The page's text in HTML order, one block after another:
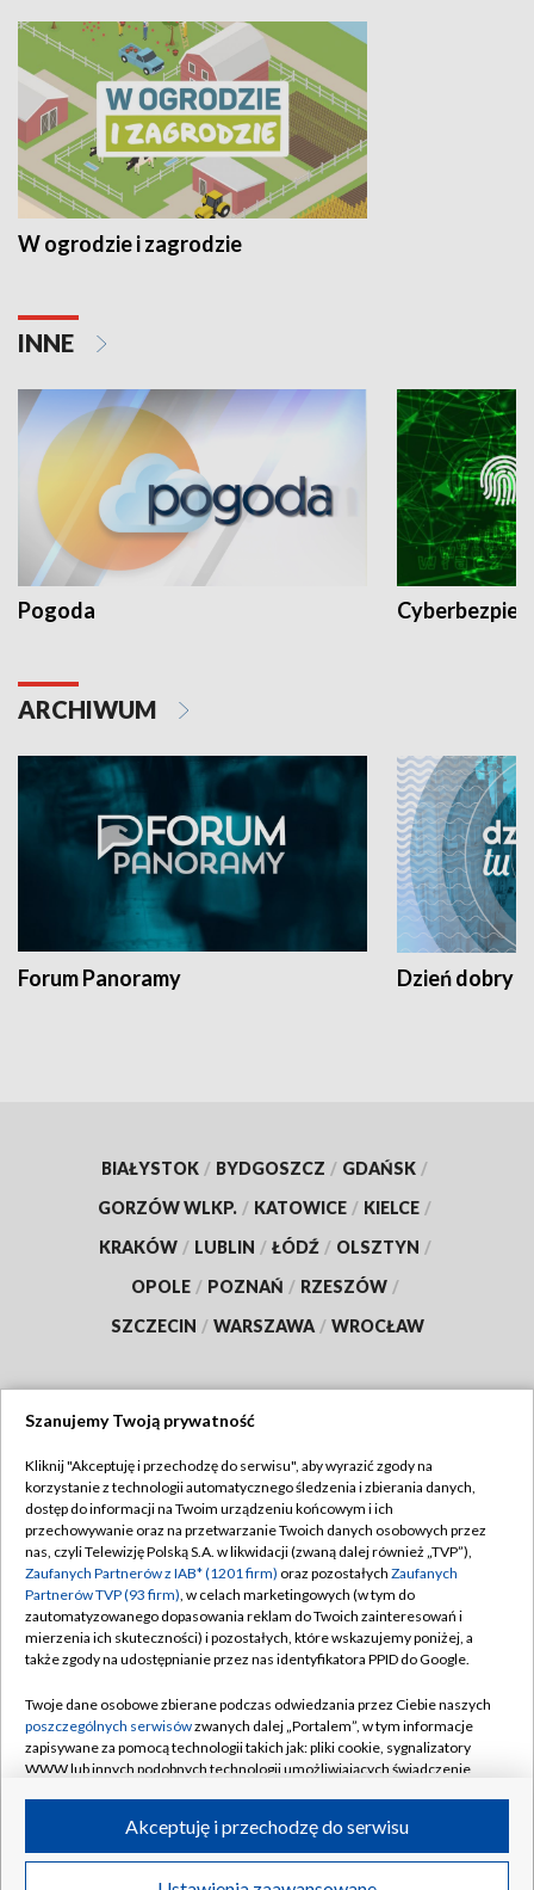
W ogrodzie i zagrodzie
INNE
Pogoda
ARCHIWUM
Forum Panoramy Dzień dobry
BIAŁYSTOK / BYDGOSZCZ / GDAŃSK /
GORZÓW WLKP. / KATOWICE / KIELCE /
KRAKÓW / LUBLIN / ŁÓDŹ / OLSZTYN /
OPOLE / POZNAŃ / RZESZÓW /
SZCZECIN / WARSZAWA / WROCŁAW
TVP
Abonament TVP
Emisja w TVP
Centrum informacji TVP
Naziemna Telewizja Cyfrowa
Rada Programowa
System NOS
Informacje o nadawcy
Program dla prasy
Regulamin TVP
Polityka prywatności
Moje zgody
Pomoc
Kontakt
Kanały
©2026 Telewizja Polska S.A. w likwidacji
Szanujemy Twoją prywatność
Kliknij "Akceptuję i przechodzę do serwisu", aby wyrazić zgody na
korzystanie z technologii automatycznego śledzenia i zbierania danych,
dostęp do informacji na Twoim urządzeniu końcowym i ich
przechowywanie oraz na przetwarzanie Twoich danych osobowych przez
nas, czyli Telewizję Polską S.A. w likwidacji (zwaną dalej również „TVP”),
Zaufanych Partnerów z IAB* (1201 firm) oraz pozostałych Zaufanych
Partnerów TVP (93 firm), w celach marketingowych (w tym do
zautomatyzowanego dopasowania reklam do Twoich zainteresowań i
mierzenia ich skuteczności) i pozostałych, które wskazujemy poniżej, a
także zgody na udostępnianie przez nas identyfikatora PPID do Google.
Twoje dane osobowe zbierane podczas odwiedzania przez Ciebie naszych
poszczególnych serwisówzwanych dalej „Portalem”, w tym informacje
zapisywane za pomocą technologii takich jak: pliki cookie, sygnalizatory
WWW lub innych podobnych technologii umożliwiających świadczenie
ruchu w Internecie.
Twoje dane osobowe zbierane podczas odwiedzania przez Ciebie
Akceptuję i przechodzę do serwisu